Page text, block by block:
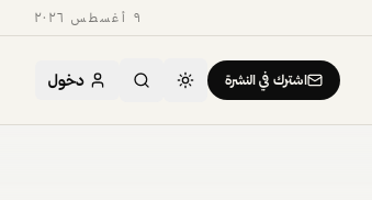
٩ أغسطس ٢٠٢٦
اشترك في النشرة دخول